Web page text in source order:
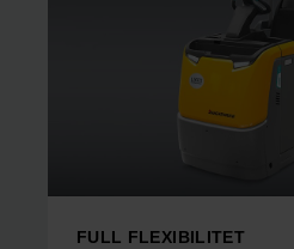
FULL FLEXIBILITET